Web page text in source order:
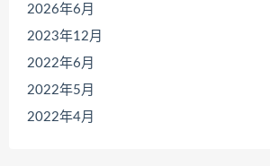
2026年6月
2023年12月
2022年6月
2022年5月
2022年4月